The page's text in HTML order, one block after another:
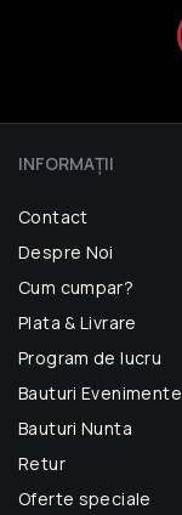
INFORMAŢII
Contact
Despre Noi
Cum cumpar?
Plata & Livrare
Program de lucru
Bauturi Evenimente
Bauturi Nunta
Retur
Oferte speciale